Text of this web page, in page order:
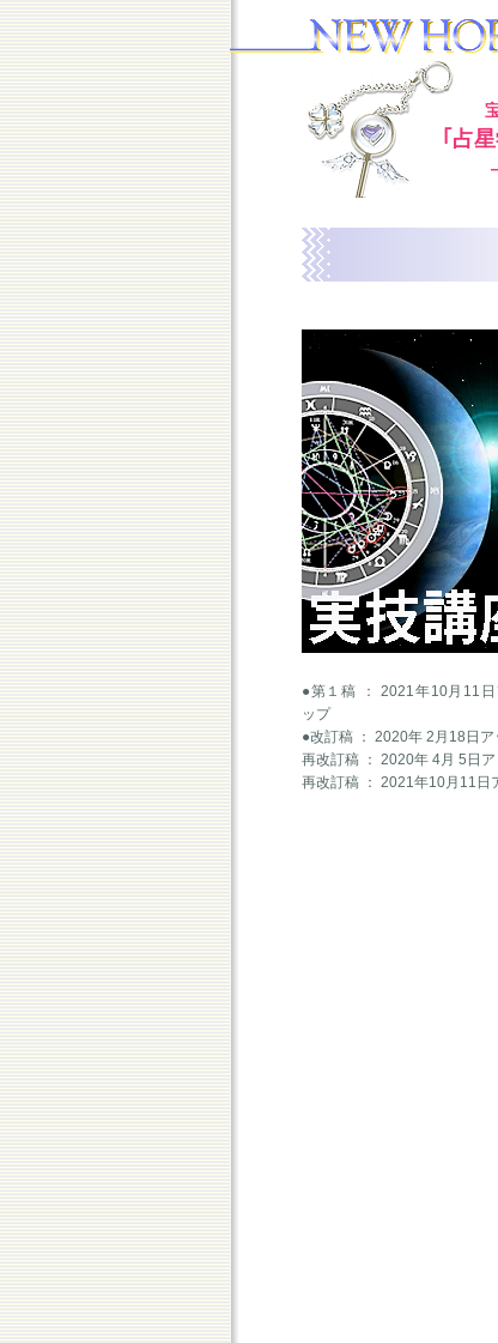
｢占
●第１稿 ： 2021年10月11日
ップ
●改訂稿 ： 2020年 2月18日ア
再改訂稿 ： 2020年 4月 5日
再改訂稿 ： 2021年10月11日